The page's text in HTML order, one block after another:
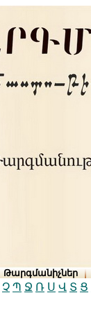
Թարգմանիչներ
Չ Պ Ջ Ռ Ս Վ Տ Ց